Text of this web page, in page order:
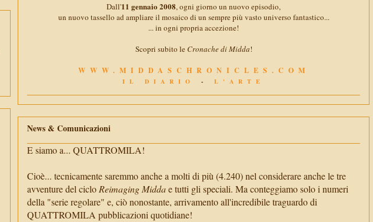
Dall'11 gennaio 2008, ogni giorno un nuovo episodio,
un nuovo tassello ad ampliare il mosaico di un sempre più vasto universo fantastico...
... in ogni propria accezione!
Scopri subito le Cronache di Midda!
WWW.MIDDASCHRONICLES.COM
IL DIARIO - L'ARTE
News & Comunicazioni
E siamo a... QUATTROMILA!
Cioè... tecnicamente saremmo anche a molti di più (4.240) nel considerare anche le tre
avventure del cicloReimaging Middae tutti gli speciali. Ma conteggiamo solo i numeri
della "serie regolare" e, ciò nonostante, arrivamento all'incredibile traguardo di
QUATTROMILA pubblicazioni quotidiane!